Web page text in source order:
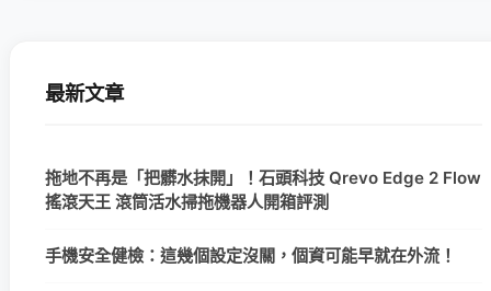
最新文章
拖地不再是「把髒水抹開」！石頭科技 Qrevo Edge 2 Flow
搖滾天王 滾筒活水掃拖機器人開箱評測
手機安全健檢：這幾個設定沒關，個資可能早就在外流！